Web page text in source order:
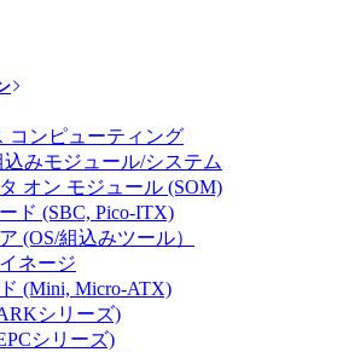
コンピューティング
みモジュール/システム
オン モジュール (SOM)
ド (SBC, Pico-ITX)
(OS/組込みツール）
ネージ
(Mini, Micro-ATX)
シリーズ)
シリーズ)